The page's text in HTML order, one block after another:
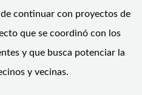
continuar con proyectos de
que se coordinó con los
y que busca potenciar la
y vecinas.